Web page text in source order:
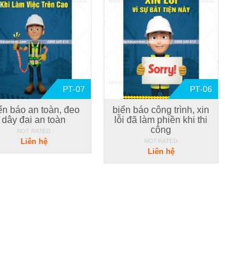
PT-07
báo an toàn, đeo
dây đai an toàn
NOT RATED
Liên hệ
PT-06
biển báo công trình, xin
lỗi đã làm phiền khi thi
công
NOT RATED
Liên hệ